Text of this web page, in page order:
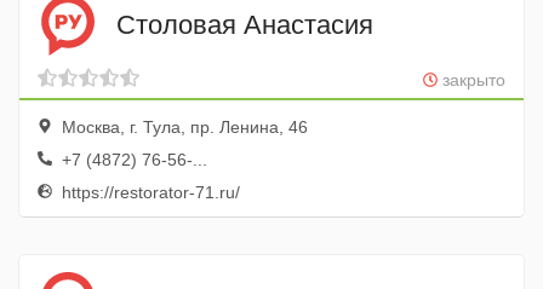
Столовая Анастасия
закрыто
Москва, г. Тула, пр. Ленина, 46
+7 (4872) 76-56-...
https://restorator-71.ru/